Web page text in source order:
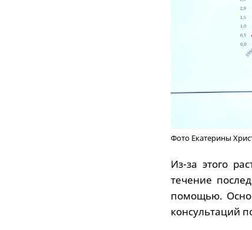
Фото Екатерины
Из-за этого
течение
помощью.
консультаций